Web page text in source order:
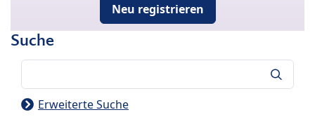
Neu registrieren
Suche
Erweiterte Suche